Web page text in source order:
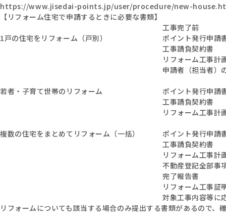
https://www.jisedai-points.jp/user/procedure/new-
【リフォーム住宅で申請するときに必要な書類】
工事完了前
1戸の住宅をリフォーム（戸別）
ポイント発行申請
工事請負契約書
リフォーム工事計
申請者（担当者）
若者・子育て世帯のリフォーム
ポイント発行申請
工事請負契約書
リフォーム工事計
複数の住宅をまとめてリフォーム（一括）
ポイント発行申請
工事請負契約書
リフォーム工事計
不動産登記全部事
完了報告書
リフォーム工事証
対象工事内容等に
リフォームについても該当する場合のみ提出する書類があるので、